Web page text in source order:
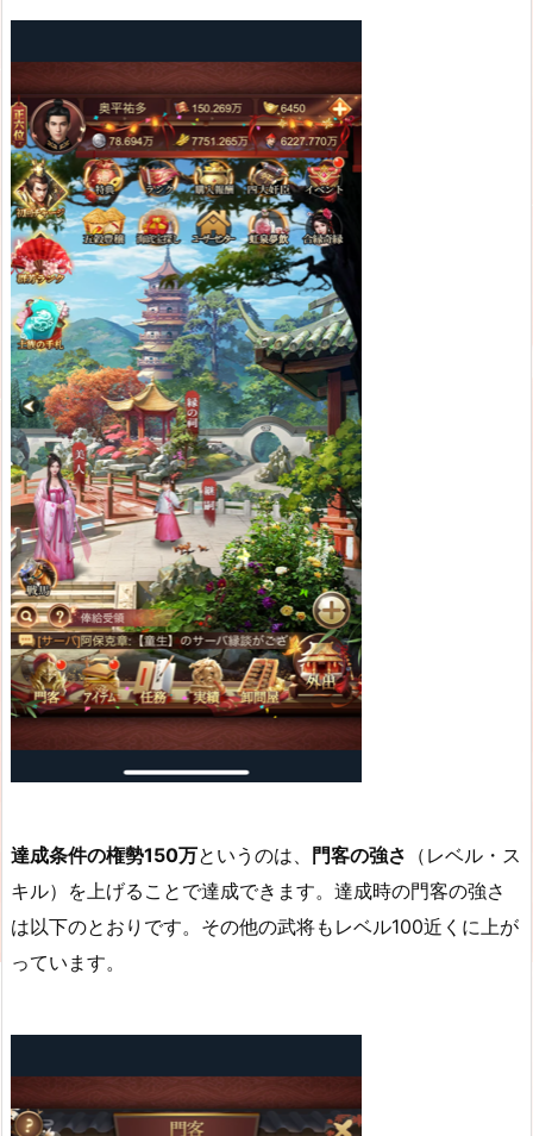
達成条件の権勢150万というのは、 門客の強さ （レベル・ス
キル）を上げることで達成できます。達成時の門客の強さ
は以下のとおりです。その他の武将もレベル100近くに上が
っています。